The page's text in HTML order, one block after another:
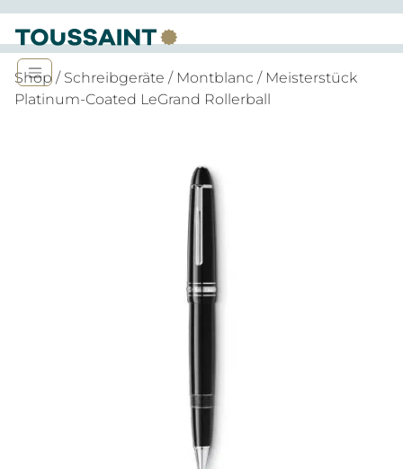
Shop / Schreibgeräte / Montblanc / Meisterstück
Platinum-Coated LeGrand Rollerball